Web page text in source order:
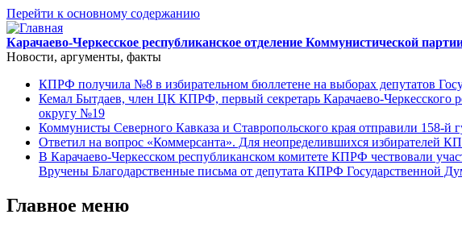
Перейти к основному содержанию
Карачаево-Черкесское республиканское отделение Коммунистической
Новости, аргументы, факты
КПРФ получила №8 в избирательном бюллетене на выборах депутатов
Кемал Бытдаев, член ЦК КПРФ, первый секретарь Карачаево-Черкесского
округу №19
Коммунисты Северного Кавказа и Ставропольского края отправили 158-
Ответил на вопрос «Коммерсанта». Для неопределившихся избирателей
В Карачаево-Черкесском республиканском комитете КПРФ чествовали
Вручены Благодарственные письма от депутата КПРФ Государственной
Главное меню